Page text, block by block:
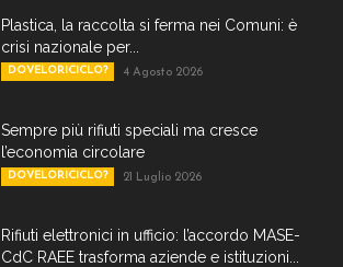
Plastica, la raccolta si ferma nei Comuni: è
crisi nazionale per...
DOVELORICICLO? 4 Agosto 2026
Sempre più rifiuti speciali ma cresce
l’economia circolare
DOVELORICICLO? 21 Luglio 2026
Rifiuti elettronici in ufficio: l’accordo MASE-
CdC RAEE trasforma aziende e istituzioni...